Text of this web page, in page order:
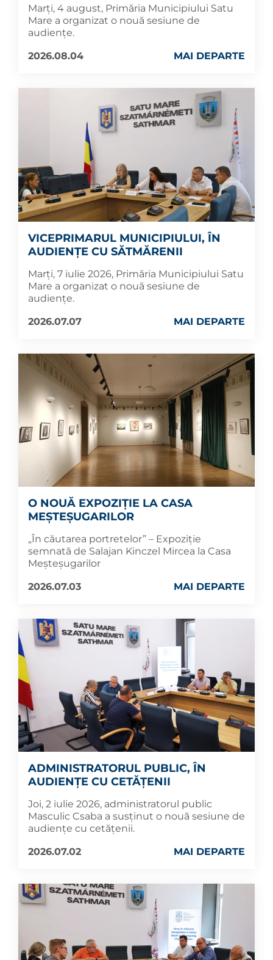
Marți, 4 august, Primăria Municipiului Satu
Mare a organizat o nouă sesiune de
audiențe.
2026.08.04
MAI DEPARTE
VICEPRIMARUL MUNICIPIULUI, ÎN
AUDIENȚE CU SĂTMĂRENII
Marți, 7 iulie 2026, Primăria Municipiului Satu
Mare a organizat o nouă sesiune de
audiențe.
2026.07.07
MAI DEPARTE
O NOUĂ EXPOZIȚIE LA CASA
MEȘTEȘUGARILOR
„În căutarea portretelor” – Expoziție
semnată de Salajan Kinczel Mircea la Casa
Meșteșugarilor
2026.07.03
MAI DEPARTE
ADMINISTRATORUL PUBLIC, ÎN
AUDIENȚE CU CETĂȚENII
Joi, 2 iulie 2026, administratorul public
Masculic Csaba a susținut o nouă sesiune de
audiențe cu cetățenii.
2026.07.02
MAI DEPARTE